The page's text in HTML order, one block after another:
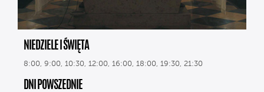
NIEDZIELE I ŚWIĘTA
8:00, 9:00, 10:30, 12:00, 16:00, 18:00, 19:30, 21:30
DNI POWSZEDNIE